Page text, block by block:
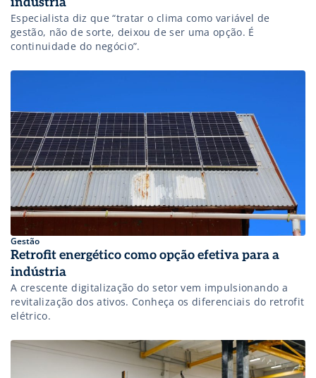
Especialista diz que “tratar o clima como variável de
gestão, não de sorte, deixou de ser uma opção. É
continuidade do negócio”.
Gestão
Retrofit energético como opção efetiva para a
indústria
A crescente digitalização do setor vem impulsionando a
revitalização dos ativos. Conheça os diferenciais do retrofit
elétrico.